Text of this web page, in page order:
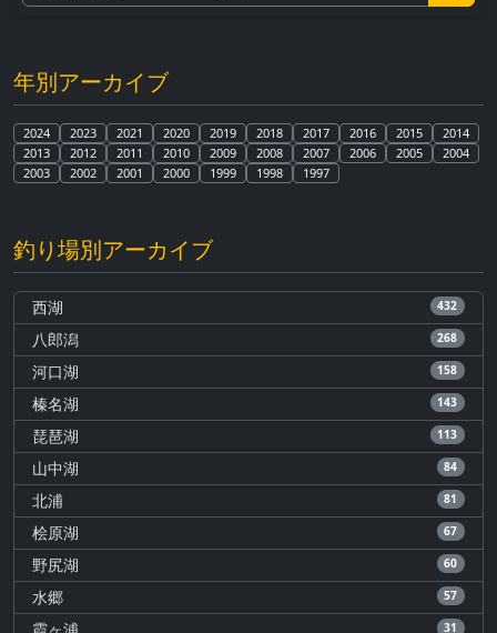
年別アーカイブ
2024 2023 2021 2020 2019 2018 2017 2016 2015
2014
2013
2012 2011 2010 2009 2008 2007 2006 2005
2004
2003
2002 2001 2000 1999 1998 1997
釣り場別アーカイブ
西湖 432
八郎潟 268
河口湖 158
榛名湖 143
琵琶湖 113
山中湖 84
北浦 81
桧原湖 67
野尻湖 60
水郷 57
31